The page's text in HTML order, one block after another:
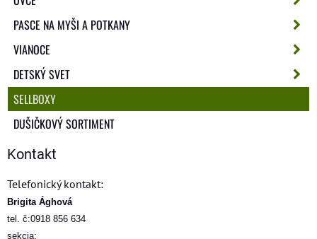
PASCE NA MYŠI A POTKANY
VIANOCE
DETSKÝ SVET
SELLBOXY
DUŠIČKOVÝ SORTIMENT
Kontakt
Telefonický kontakt:
Brigita Ághová
tel. č:0918 856 634
sekcia: